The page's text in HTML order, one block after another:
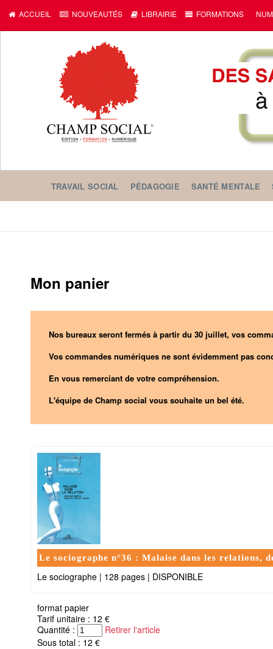
ACCUEIL NOUVEAUTÉS LIBRAIRIE FORMATIONS
TRAVAIL SOCIAL PÉDAGOGIE SANTÉ MENTALE
Mon panier
Nos bureaux seront fermés à partir du 30 juillet, vos
Vos commandes numériques ne sont évidemment pas
En vous remerciant de votre compréhension.
L'équipe de Champ social vous souhaite un bel été.
Le sociographe n°36 : Malaise dans les relations,
Le sociographe | 128 pages | DISPONIBLE
format papier
Tarif unitaire : 12 €
Quantité :
Retirer l'article
Sous total : 12 €